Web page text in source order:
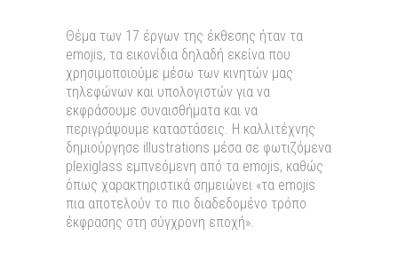
Θέμα των 17 έργων της έκθεσης ήταν τα
emojis, τα εικονίδια δηλαδή εκείνα που
χρησιμοποιούμε μέσω των κινητών μας
τηλεφώνων και υπολογιστών για να
εκφράσουμε συναισθήματα και να
περιγράψουμε καταστάσεις. Η καλλιτέχνης
δημιούργησε illustrations μέσα σε φωτιζόμενα
plexiglass εμπνεόμενη από τα emojis, καθώς
όπως χαρακτηριστικά σημειώνει «τα emojis
πια αποτελούν το πιο διαδεδομένο τρόπο
έκφρασης στη σύγχρονη εποχή».